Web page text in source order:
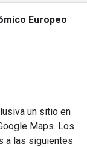
Europeo
un sitio en
Maps. Los
a las siguientes